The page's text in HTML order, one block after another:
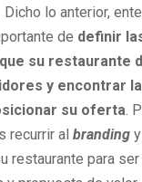
Dicho lo anterior,
de definir
su restaurante
y encontrar
su oferta.
recurrir al branding
restaurante para